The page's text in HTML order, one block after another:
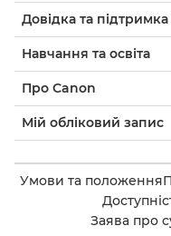
Довідка та підтримка
Навчання та освіта
Про Canon
Мій обліковий запис
Умови та положення
Заява про